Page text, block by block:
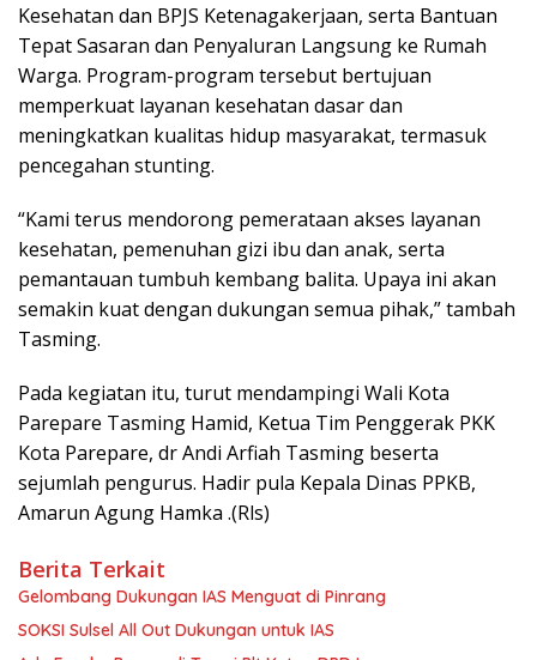
Kesehatan dan BPJS Ketenagakerjaan, serta Bantuan
Tepat Sasaran dan Penyaluran Langsung ke Rumah
Warga. Program-program tersebut bertujuan
memperkuat layanan kesehatan dasar dan
meningkatkan kualitas hidup masyarakat, termasuk
pencegahan stunting.
“Kami terus mendorong pemerataan akses layanan
kesehatan, pemenuhan gizi ibu dan anak, serta
pemantauan tumbuh kembang balita. Upaya ini akan
semakin kuat dengan dukungan semua pihak,” tambah
Tasming.
Pada kegiatan itu, turut mendampingi Wali Kota
Parepare Tasming Hamid, Ketua Tim Penggerak PKK
Kota Parepare, dr Andi Arfiah Tasming beserta
sejumlah pengurus. Hadir pula Kepala Dinas PPKB,
Amarun Agung Hamka .(Rls)
Berita Terkait
Gelombang Dukungan IAS Menguat di Pinrang
SOKSI Sulsel All Out Dukungan untuk IAS